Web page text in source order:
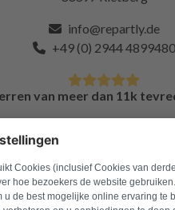
info@repartly.de
+49 (0) 2944 4899480
van meer dan 11k
FAQ